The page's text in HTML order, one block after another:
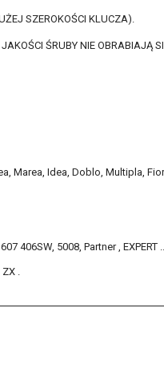
SZEROKOŚCI KLUCZA).
ŚRUBY NIE OBRABIAJĄ
Marea, Idea, Doblo, Multipla,
406SW, 5008, Partner , EXPERT
ZX .